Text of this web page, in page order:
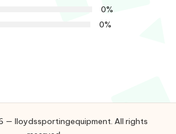
0%
0%
— lloydssportingequipment. All rights